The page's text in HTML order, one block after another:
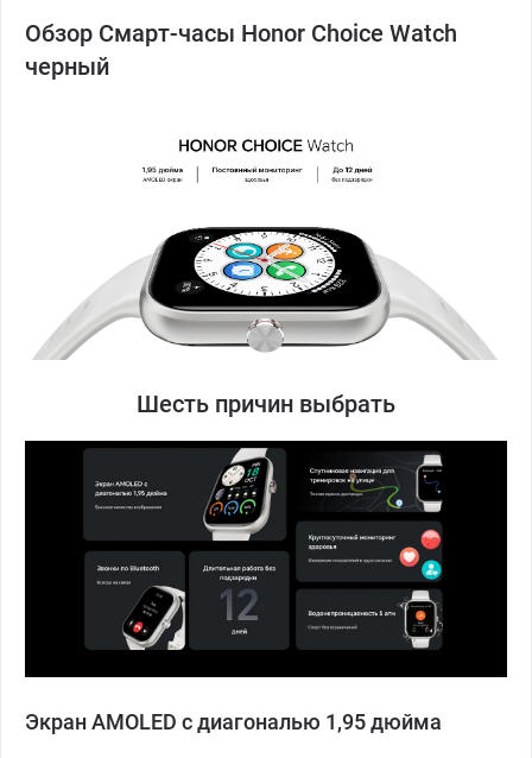
Обзор Смарт-часы Honor Choice Watch
черный
Шесть причин выбрать
Экран AMOLED с диагональю 1,95 дюйма